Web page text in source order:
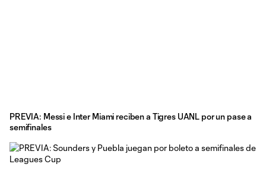
PREVIA: Messi e Inter Miami reciben a Tigres UANL por un pase a
semifinales